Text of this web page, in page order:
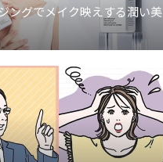
ングでメイク映えする潤い美